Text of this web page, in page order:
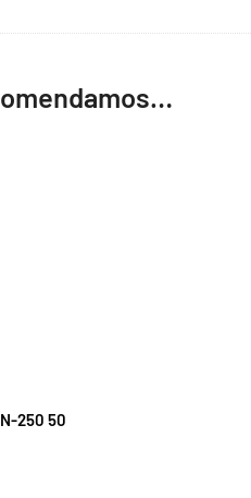
250 50